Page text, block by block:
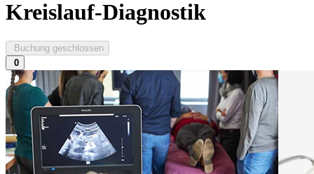
Kreislauf-Diagnostik
Buchung geschlossen
0